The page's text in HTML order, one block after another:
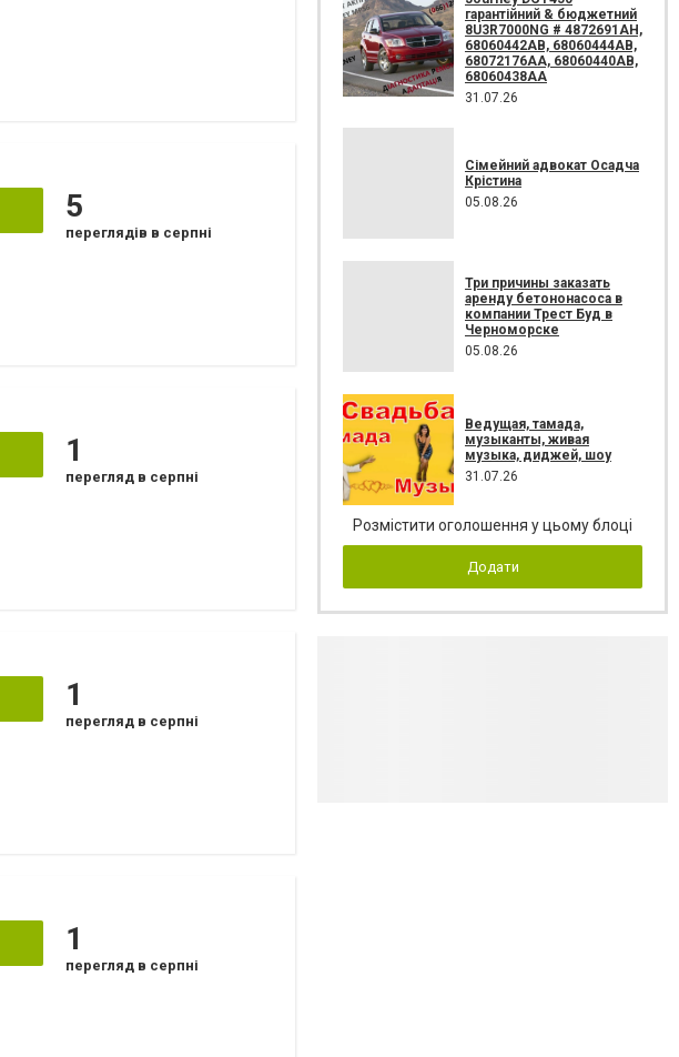
5
переглядів в серпні
1
перегляд в серпні
1
перегляд в серпні
1
перегляд в серпні
гарантійний & бюджетний
8U3R7000NG # 4872691AH,
68060442AB, 68060444AB,
68072176AA, 68060440AB,
68060438AA
31.07.26
Сімейний адвокат Осадча
Крістина
05.08.26
Три причины заказать
аренду бетононасоса в
компании Трест Буд в
Черноморске
05.08.26
Ведущая, тамада,
музыканты, живая
музыка, диджей, шоу
31.07.26
Розмістити оголошення у цьому блоці
Додати